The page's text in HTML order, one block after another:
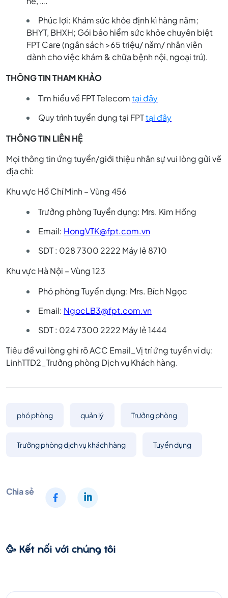
Phúc lợi: Khám sức khỏe định kì hàng năm;
BHYT, BHXH; Gói bảo hiểm sức khỏe chuyên biệt
FPT Care (ngân sách >65 triệu/ năm/ nhân viên
dành cho việc khám & chữa bệnh nội, ngoại trú).
THÔNG TIN THAM KHẢO
Tìm hiểu về FPT Telecomtại đây
Quy trình tuyển dụng tại FPTtại đây
THÔNG TIN LIÊN HỆ
Mọi thông tin ứng tuyển/giới thiệu nhân sự vui lòng gửi về
địa chỉ:
Khu vực Hồ Chí Minh – Vùng 456
Trưởng phòng Tuyển dụng: Mrs. Kim Hồng
Email: HongVTK@fpt.com.vn
SDT : 028 7300 2222 Máy lẻ 8710
Khu vực Hà Nội – Vùng 123
Phó phòng Tuyển dụng: Mrs. Bích Ngọc
Email: NgocLB3@fpt.com.vn
SDT : 024 7300 2222 Máy lẻ 1444
Tiêu đề vui lòng ghi rõ ACC Email_Vị trí ứng tuyển ví dụ:
LinhTTD2_Trưởng phòng Dịch vụ Khách hàng.
phó phòng quản lý Trưởng phòng
Trưởng phòng dịch vụ khách hàng Tuyển dụng
Chia sẻ
🥳 Kết nối với chúng tôi